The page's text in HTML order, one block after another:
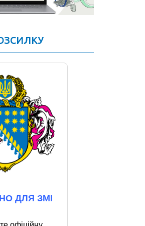
ДЛЯ ЗМІ